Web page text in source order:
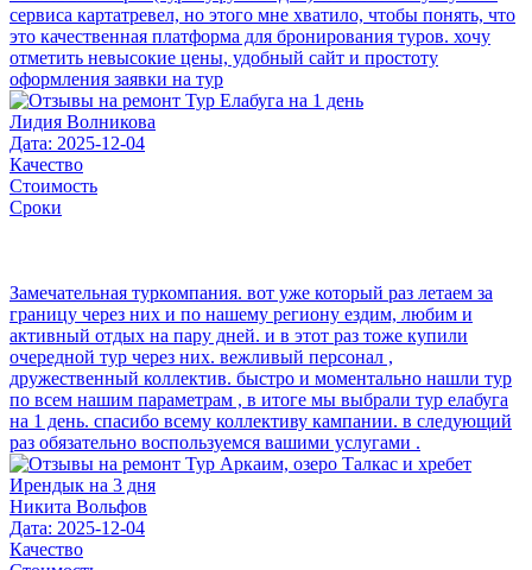
сервиса картатревел, но этого мне хватило, чтобы понять, что
это качественная платформа для бронирования туров. хочу
отметить невысокие цены, удобный сайт и простоту
оформления заявки на тур
Лидия Волникова
Дата: 2025-12-04
Качество
Стоимость
Сроки
Замечательная туркомпания. вот уже который раз летаем за
границу через них и по нашему региону ездим, любим и
активный отдых на пару дней. и в этот раз тоже купили
очередной тур через них. вежливый персонал ,
дружественный коллектив. быстро и моментально нашли тур
по всем нашим параметрам , в итоге мы выбрали тур елабуга
на 1 день. спасибо всему коллективу кампании. в следующий
раз обязательно воспользуемся вашими услугами .
Никита Вольфов
Дата: 2025-12-04
Качество